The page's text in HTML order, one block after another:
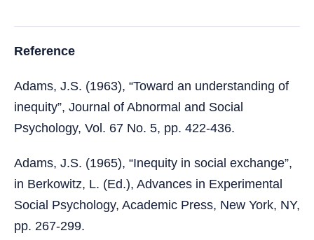
Reference
Adams, J.S. (1963), “Toward an understanding of
inequity”, Journal of Abnormal and Social
Psychology, Vol. 67 No. 5, pp. 422-436.
Adams, J.S. (1965), “Inequity in social exchange”,
in Berkowitz, L. (Ed.), Advances in Experimental
Social Psychology, Academic Press, New York, NY,
pp. 267-299.